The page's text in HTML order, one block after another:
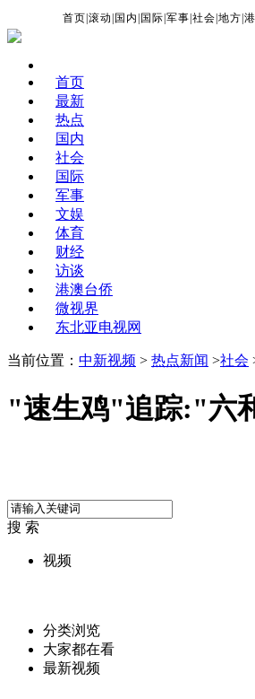
首页 |滚动 国内 国际 |军事 |社会 |地方 |
首页
最新
热点
国内
社会
国际
军事
文娱
体育
财经
访谈
港澳台侨
微视界
东北亚电视网
当前位置： 中新视频 > 热点新闻 >社会
"速生鸡"追踪:"六
搜 索
视频
分类浏览
大家都在看
最新视频